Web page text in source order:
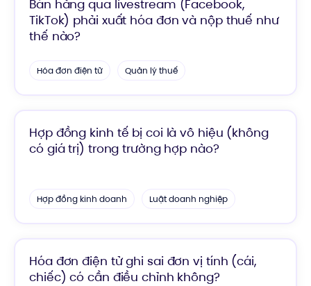
Bán hàng qua livestream (Facebook,
TikTok) phải xuất hóa đơn và nộp thuế như
thế nào?
Hóa đơn điện tử Quản lý thuế
Hợp đồng kinh tế bị coi là vô hiệu (không
có giá trị) trong trường hợp nào?
Hợp đồng kinh doanh Luật doanh nghiệp
Hóa đơn điện tử ghi sai đơn vị tính (cái,
chiếc) có cần điều chỉnh không?